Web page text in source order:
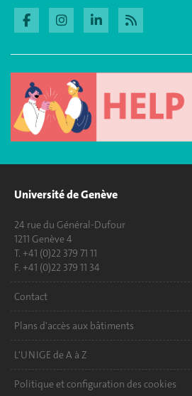
Université de Genève
24 rue du Général-Dufour
1211 Genève 4
T. +41 (0)22 379 71 11
F. +41 (0)22 379 11 34
Contact
Plans d'accès aux bâtiments
L'UNIGE de A à Z
Politique et configuration des cookies